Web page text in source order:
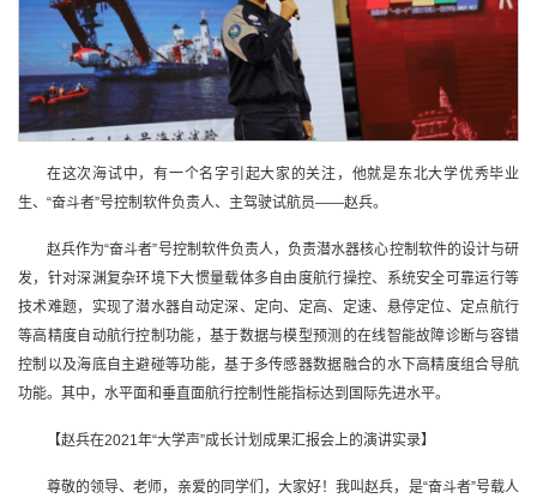
在这次海试中，有一个名字引起大家的关注，他就是东北大学优秀毕业
生、“奋斗者”号控制软件负责人、主驾驶试航员——赵兵。
赵兵作为“奋斗者”号控制软件负责人，负责潜水器核心控制软件的设计与研
发，针对深渊复杂环境下大惯量载体多自由度航行操控、系统安全可靠运行等
技术难题，实现了潜水器自动定深、定向、定高、定速、悬停定位、定点航行
等高精度自动航行控制功能，基于数据与模型预测的在线智能故障诊断与容错
控制以及海底自主避碰等功能，基于多传感器数据融合的水下高精度组合导航
功能。其中，水平面和垂直面航行控制性能指标达到国际先进水平。
【赵兵在2021年“大学声”成长计划成果汇报会上的演讲实录】
尊敬的领导、老师，亲爱的同学们，大家好！我叫赵兵，是“奋斗者”号载人